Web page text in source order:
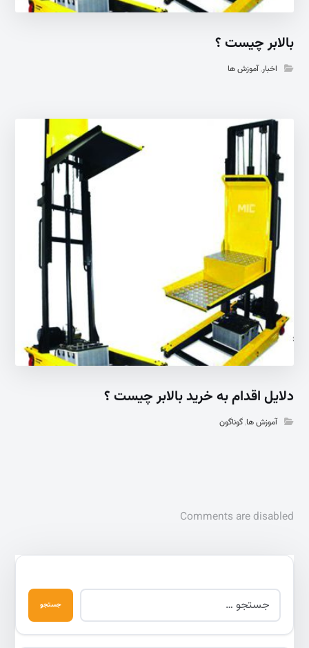
بالابر چیست‌ ؟
اخبار,آموزش ها
دلایل اقدام به خرید بالابر چیست ؟
آموزش ها,گوناگون
Comments are disabled